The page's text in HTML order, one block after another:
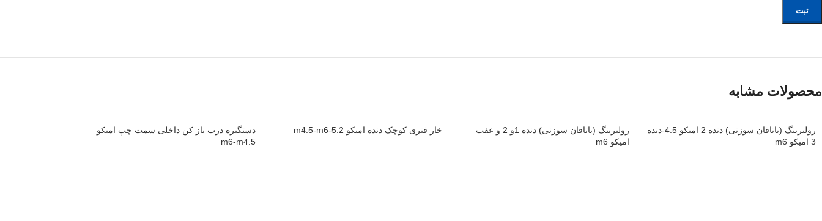
محصولات مشابه
رولبرینگ (یاتاقان سوزنی) دنده 2 امیکو 4.5-دنده
3 امیکو m6
رولبرینگ (یاتاقان سوزنی) دنده 1و 2 و عقب
امیکو m6
خار فنری کوچک دنده امیکو m4.5-m6-5.2
دستگیره درب باز کن داخلی سمت چپ امیکو
m6-m4.5